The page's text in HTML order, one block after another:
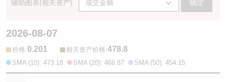
辅助图表(相关资产) 确定
2026-08-07
价格:0.201 相关资产价格:478.8
SMA (10): 473.18 SMA (20): 466.87 SMA (50): 454.15